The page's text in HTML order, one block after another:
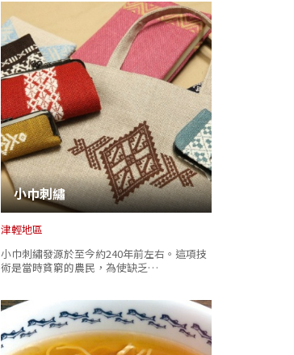
小巾刺繡
津輕地區
小巾刺繡發源於至今約240年前左右。這項技
術是當時貧窮的農民，為使缺乏…